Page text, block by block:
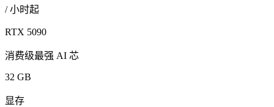
/ 小时起
RTX 5090
消费级最强 AI 芯
32 GB
显存